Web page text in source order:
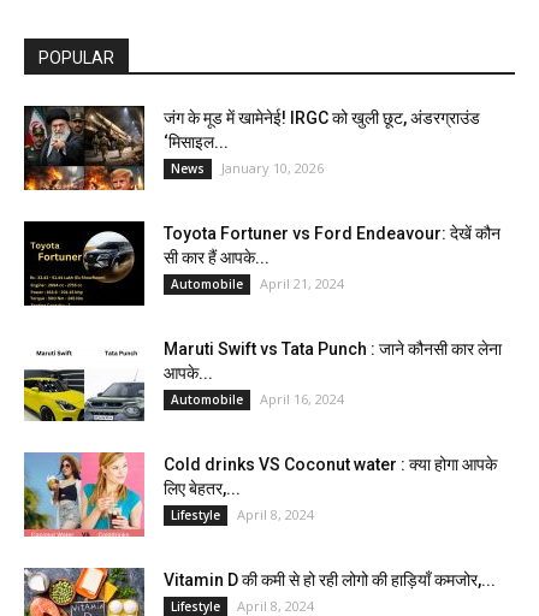
POPULAR
जंग के मूड में खामेनेई! IRGC को खुली छूट, अंडरग्राउंड
‘मिसाइल...
News January 10, 2026
Toyota Fortuner vs Ford Endeavour: देखें कौन
सी कार हैं आपके...
Automobile April 21, 2024
Maruti Swift vs Tata Punch : जाने कौनसी कार लेना
आपके...
Automobile April 16, 2024
Cold drinks VS Coconut water : क्या होगा आपके
लिए बेहतर,...
Lifestyle April 8, 2024
Vitamin D की कमी से हो रही लोगो की हाड़ियाँ कमजोर,...
Lifestyle April 8, 2024